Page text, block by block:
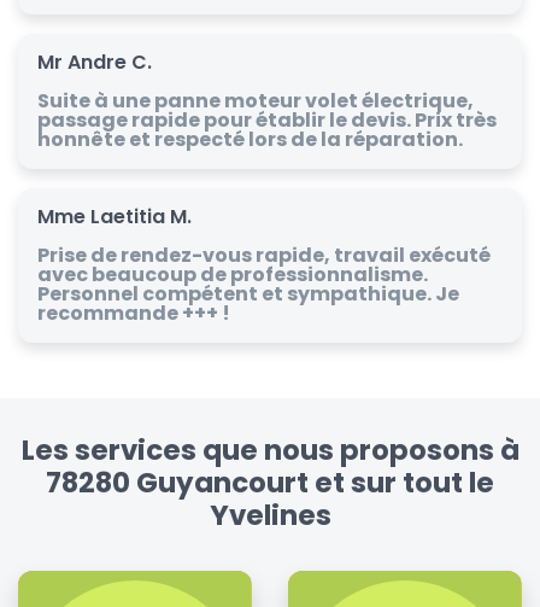
Mr Andre C.
Suite à une panne moteur volet électrique,
passage rapide pour établir le devis. Prix très
honnête et respecté lors de la réparation.
Mme Laetitia M.
Prise de rendez-vous rapide, travail exécuté
avec beaucoup de professionnalisme.
Personnel compétent et sympathique. Je
recommande +++ !
Les services que nous proposons à
78280 Guyancourt et sur tout le
Yvelines